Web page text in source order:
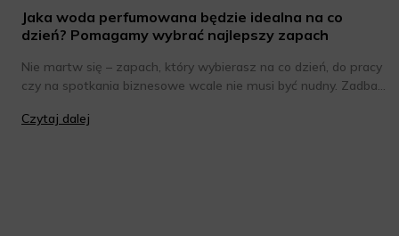
Jaka woda perfumowana będzie idealna na co
dzień? Pomagamy wybrać najlepszy zapach
Nie martw się – zapach, który wybierasz na co dzień, do pracy
czy na spotkania biznesowe wcale nie musi być nudny. Zadbaj
kompozycja, której używasz na wieczór w gronie znajomych.
Czytaj dalej